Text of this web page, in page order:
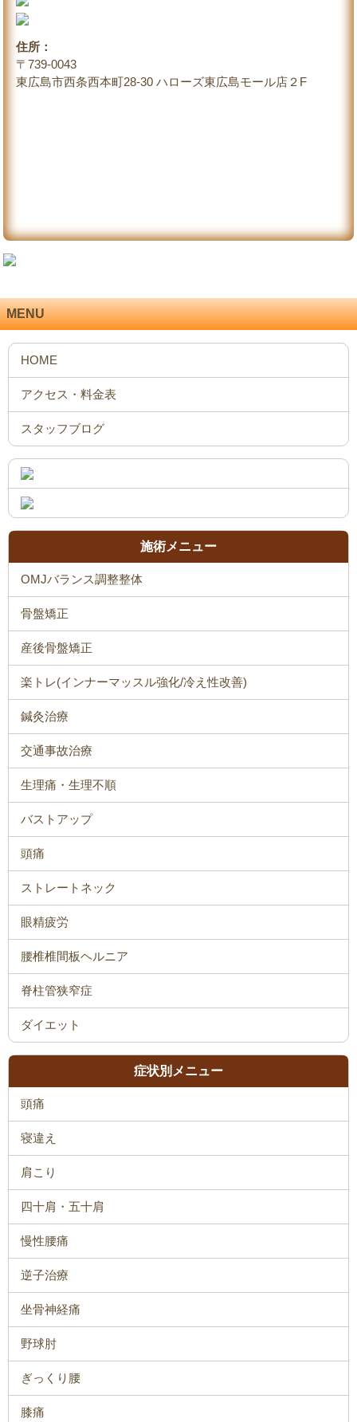
住所：
〒739-0043
東広島市西条西本町28-30 ハローズ東広島モール店２F
MENU
施術メニュー
OMJバランス調整整体
骨盤矯正
産後骨盤矯正
楽トレ(インナーマッスル強化/冷え性改善)
鍼灸治療
交通事故治療
生理痛・生理不順
バストアップ
頭痛
ストレートネック
眼精疲労
腰椎椎間板ヘルニア
脊柱管狭窄症
ダイエット
症状別メニュー
頭痛
寝違え
肩こり
四十肩・五十肩
慢性腰痛
逆子治療
坐骨神経痛
野球肘
ぎっくり腰
膝痛